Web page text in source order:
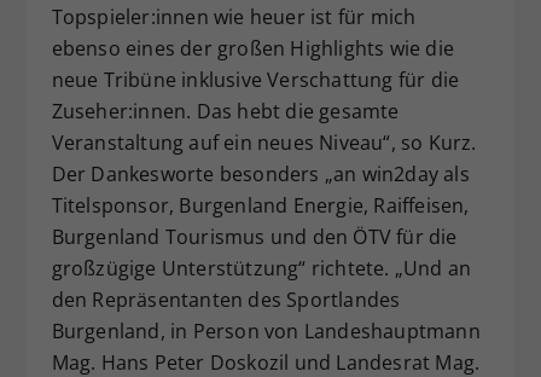
Topspieler:innen wie heuer ist für mich
ebenso eines der großen Highlights wie die
neue Tribüne inklusive Verschattung für die
Zuseher:innen. Das hebt die gesamte
Veranstaltung auf ein neues Niveau“, so Kurz.
Der Dankesworte besonders „an win2day als
Titelsponsor, Burgenland Energie, Raiffeisen,
Burgenland Tourismus und den ÖTV für die
großzügige Unterstützung“ richtete. „Und an
den Repräsentanten des Sportlandes
Burgenland, in Person von Landeshauptmann
Mag. Hans Peter Doskozil und Landesrat Mag.